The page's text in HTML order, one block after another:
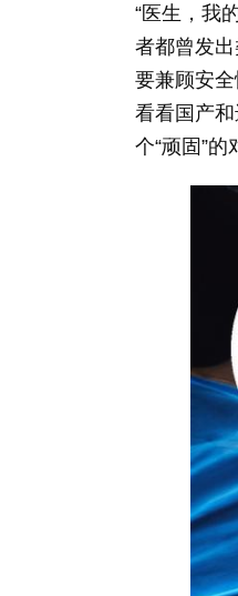
“医生，我
者都曾发
要兼顾安
看看国产
个“顽固”的